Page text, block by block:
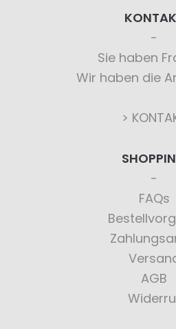
Sie haben
Wir haben die
>
FAQs
AGB